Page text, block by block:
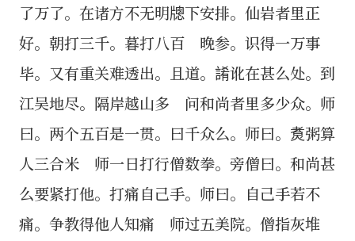
了万了。在诸方不无明牕下安排。仙岩者里正
好。朝打三千。暮打八百 晚参。识得一万事
毕。又有重关难透出。且道。誵讹在甚么处。到
江吴地尽。隔岸越山多 问和尚者里多少众。师
曰。两个五百是一贯。曰千众么。师曰。煑粥算
人三合米 师一日打行僧数拳。旁僧曰。和尚甚
么要紧打他。打痛自己手。师曰。自己手若不
痛。争教得他人知痛 师过五美院。僧指灰堆